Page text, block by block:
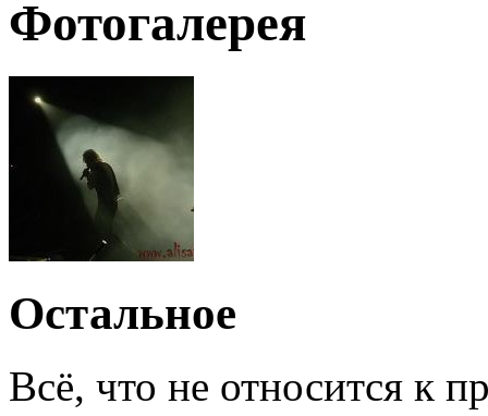
Фотогалерея
Остальное
Всё, что не относится к